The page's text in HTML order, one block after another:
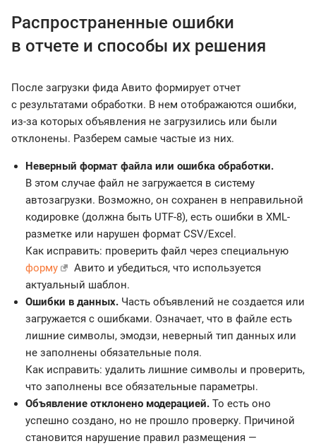
Распространенные ошибки
в отчете и способы их решения
После загрузки фида Авито формирует отчет
с результатами обработки. В нем отображаются ошибки,
из-за которых объявления не загрузились или были
отклонены. Разберем самые частые из них.
Неверный формат файла или ошибка обработки.
В этом случае файл не загружается в систему
автозагрузки. Возможно, он сохранен в неправильной
кодировке (должна быть UTF-8), есть ошибки в XML-
разметке или нарушен формат CSV/Excel.
Как исправить: проверить файл через специальную
форму
Авито и убедиться, что используется
актуальный шаблон.
Ошибки в данных. Часть объявлений не создается или
загружается с ошибками. Означает, что в файле есть
лишние символы, эмодзи, неверный тип данных или
не заполнены обязательные поля.
Как исправить: удалить лишние символы и проверить,
что заполнены все обязательные параметры.
Объявление отклонено модерацией. То есть оно
успешно создано, но не прошло проверку. Причиной
становится нарушение правил размещения —